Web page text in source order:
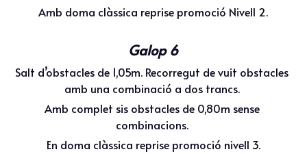
Amb doma clàssica reprise promoció Nivell 2.
Galop 6
Salt d’obstacles de 1,05m. Recorregut de vuit obstacles
amb una combinació a dos trancs.
Amb complet sis obstacles de 0,80m sense
combinacions.
En doma clàssica reprise promoció nivell 3.